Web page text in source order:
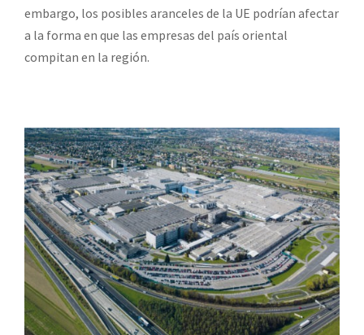
embargo, los posibles aranceles de la UE podrían afectar
a la forma en que las empresas del país oriental
compitan en la región.